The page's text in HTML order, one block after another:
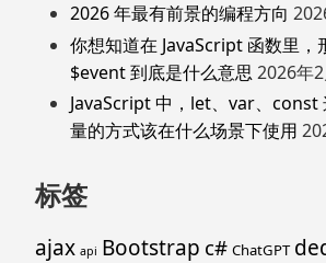
2026 年最有前景的编程方向
你想知道在 JavaScript 函数里，
$event 到底是什么意思 2026年
JavaScript 中，let、var、const
量的方式该在什么场景下使用
标签
ajax api Bootstrap c# ChatGPT